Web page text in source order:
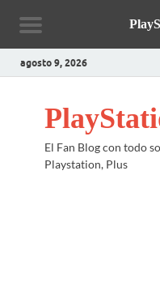
agosto 9, 2026
El Fan Blog con todo
Playstation, Plus